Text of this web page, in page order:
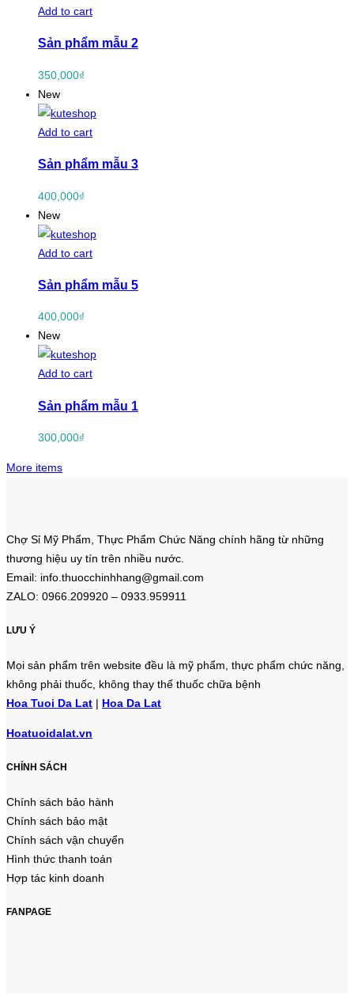
Add to cart
Sản phẩm mẫu 2
350,000₫
New
Add to cart
Sản phẩm mẫu 3
400,000₫
New
Add to cart
Sản phẩm mẫu 5
400,000₫
New
Add to cart
Sản phẩm mẫu 1
300,000₫
More items
Chợ Sỉ Mỹ Phẩm, Thực Phẩm Chức Năng chính hãng từ những
thương hiệu uy tín trên nhiều nước.
Email: info.thuocchinhhang@gmail.com
ZALO: 0966.209920 – 0933.959911
LƯU Ý
Mọi sản phẩm trên website đều là mỹ phẩm, thực phẩm chức năng,
không phải thuốc, không thay thế thuốc chữa bệnh
Hoa Tuoi Da Lat | Hoa Da Lat
Hoatuoidalat.vn
CHÍNH SÁCH
Chính sách bảo hành
Chính sách bảo mật
Chính sách vận chuyển
Hình thức thanh toán
Hợp tác kinh doanh
FANPAGE